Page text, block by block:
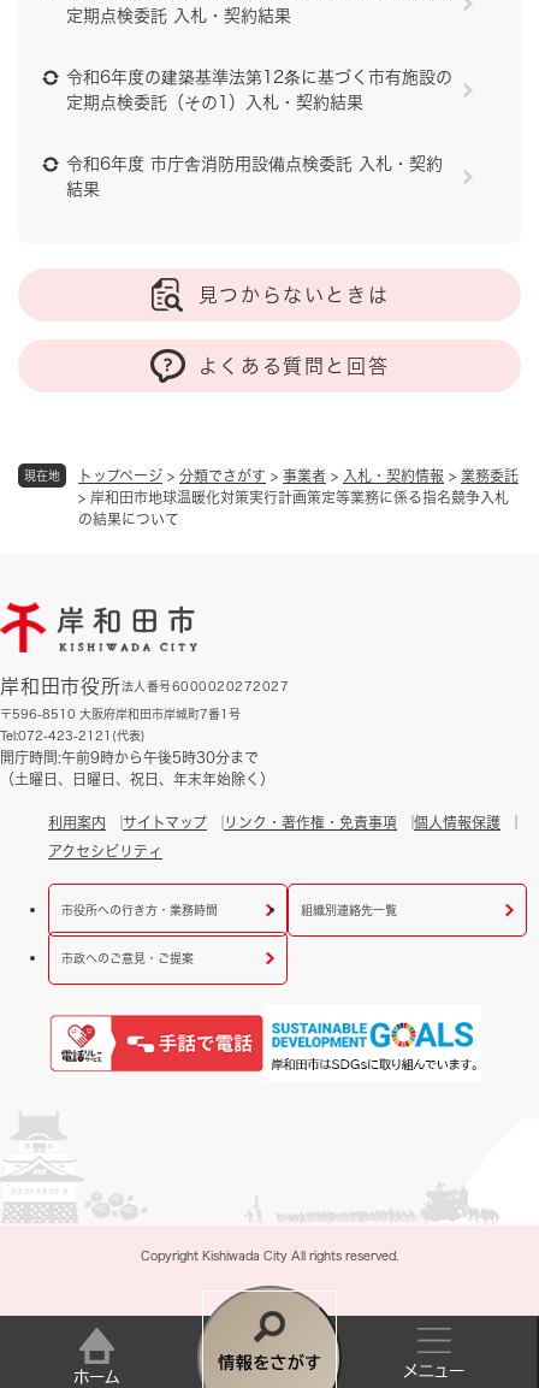
情
現在地 トップページ > 分類でさがす > 事業者 > 入札・契約情報 > 業務委託
> 岸和田市地球温暖化対策実行計画策定等業務に係る指名競争入札
の結果について
定期点検委託 入札・契約結果
令和6年度の建築基準法第12条に基づく市有施設の
定期点検委託（その1）入札・契約結果
令和6年度 市庁舎消防用設備点検委託 入札・契約
結果
見つからないときは
よくある質問と回答
岸和田市役所法人番号6000020272027
〒596-8510 大阪府岸和田市岸城町7番1号
Tel:072-423-2121(代表)
開庁時間:午前9時から午後5時30分まで
（土曜日、日曜日、祝日、年末年始除く）
利用案内 サイトマップ リンク・著作権・免責事項
個人情報保護
アクセシビリティ
市役所への行き方・業務時間 組織別連絡先一覧
市政へのご意見・ご提案
Copyright Kishiwada City All rights reserved.